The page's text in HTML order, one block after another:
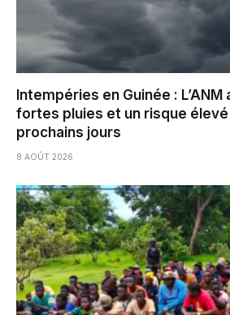
Intempéries en Guinée :
fortes pluies et un risque élevé
prochains jours
8 AOÛT 2026